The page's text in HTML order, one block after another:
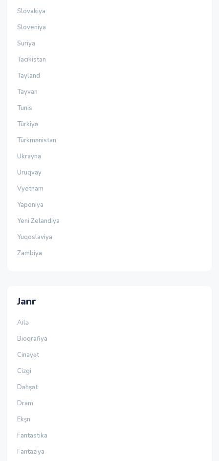
Slovakiya
Sloveniya
Suriya
Tacikistan
Tayland
Tayvan
Tunis
Türkiyə
Türkmənistan
Ukrayna
Uruqvay
Vyetnam
Yaponiya
Yeni Zelandiya
Yuqoslaviya
Zambiya
Janr
Ailə
Bioqrafiya
Cinayət
Cizgi
Dəhşət
Dram
Ekşn
Fantastika
Fantaziya